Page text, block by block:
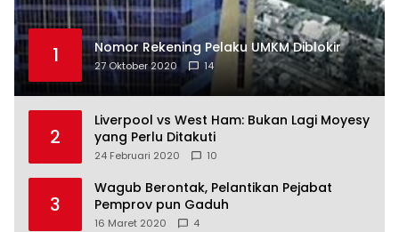
1 Nomor Rekening Pelaku UMKM Diblokir
27 Oktober 2020 14
2
Liverpool vs West Ham: Bukan Lagi Moyesy
yang Perlu Ditakuti
24 Februari 2020 10
3
Wagub Berontak, Pelantikan Pejabat
Pemprov pun Gaduh
16 Maret 2020 4